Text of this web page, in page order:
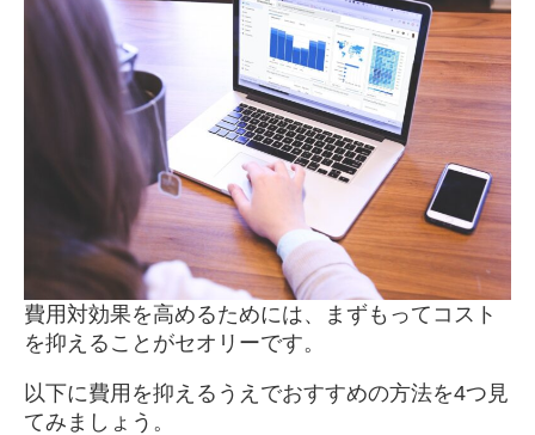
費用対効果を高めるためには、まずもってコスト
を抑えることがセオリーです。
以下に費用を抑えるうえでおすすめの方法を4つ見
てみましょう。